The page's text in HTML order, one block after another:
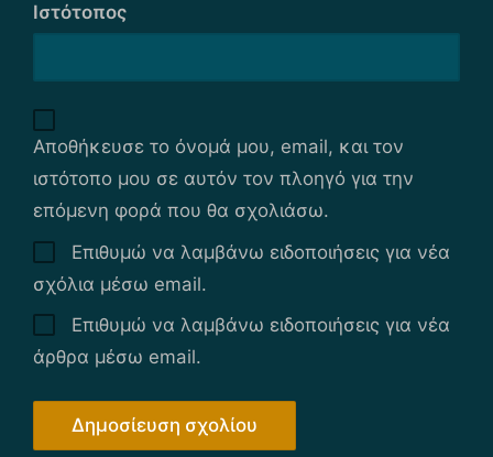
Ιστότοπος
Αποθήκευσε το όνομά μου, email, και τον
ιστότοπο μου σε αυτόν τον πλοηγό για την
επόμενη φορά που θα σχολιάσω.
Επιθυμώ να λαμβάνω ειδοποιήσεις για νέα
σχόλια μέσω email.
Επιθυμώ να λαμβάνω ειδοποιήσεις για νέα
άρθρα μέσω email.